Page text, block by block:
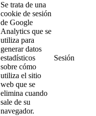
Se trata de una
cookie de sesión
de Google
Analytics que se
utiliza para
generar datos
estadísticos
sobre cómo
utiliza el sitio
web que se
elimina cuando
sale de su
navegador.
Sesión